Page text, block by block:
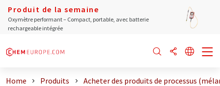
Produit de la semaine
Oxymètre performant – Compact, portable, avec batterie
rechargeable intégrée
Home Produits Acheter des produits de processus